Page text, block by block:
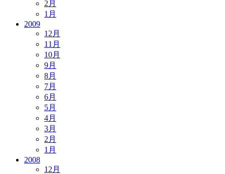
2月
1月
2009
12月
11月
10月
9月
8月
7月
6月
5月
4月
3月
2月
1月
2008
12月